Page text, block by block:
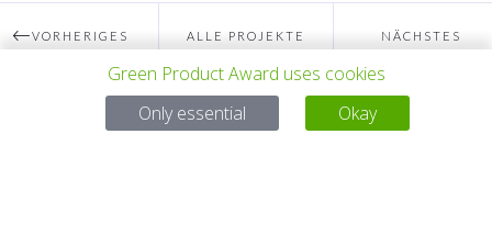
VORHERIGES ALLE PROJEKTE NÄCHSTES
PROJEKT
Bei Fragen:
Green Product Award uses cookies
Only essential
Okay